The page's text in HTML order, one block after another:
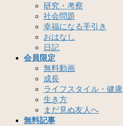
研究・考察
社会問題
幸福になる手引き
おはなし
日記
会員限定
無料動画
成長
ライフスタイル・健康
生き方
まだ見ぬ友人へ
無料記事